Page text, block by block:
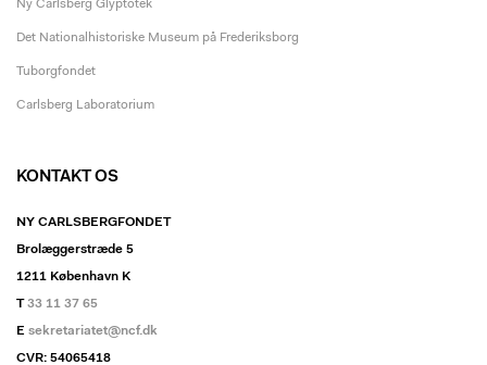
Ny Carlsberg Glyptotek
Det Nationalhistoriske Museum på Frederiksborg
Tuborgfondet
Carlsberg Laboratorium
KONTAKT OS
NY CARLSBERGFONDET
Brolæggerstræde 5
1211 København K
T33 11 37 65
E sekretariatet@ncf.dk
CVR: 54065418